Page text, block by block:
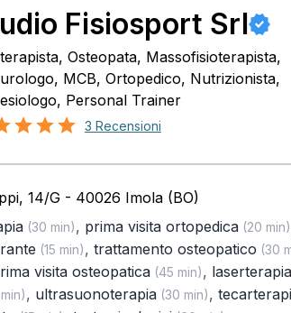
Fisiosport Srl
Osteopata, Massofisioterapista,
MCB, Ortopedico, Nutrizionista,
Personal Trainer
3 Recensioni
14/G - 40026 Imola (BO)
(30 min), prima visita ortopedica(20 min)
(15 min), trattamento osteopatico (30
visita osteopatica(45 min), laserterapia
, ultrasuonoterapia(30 min),